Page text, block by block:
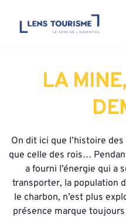
LA
On dit ici que l’histoire
que celle des rois…
a fourni l’énergie qui a
transporter, la population
le charbon, n’est plus
présence marque